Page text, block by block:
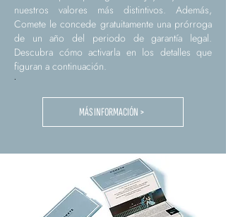
nuestros valores más distintivos. Además,
Comete le concede gratuitamente una prórroga
de un año del periodo de garantía legal.
Descubra cómo activarla en los detalles que
figuran a continuación.
MÁS INFORMACIÓN >